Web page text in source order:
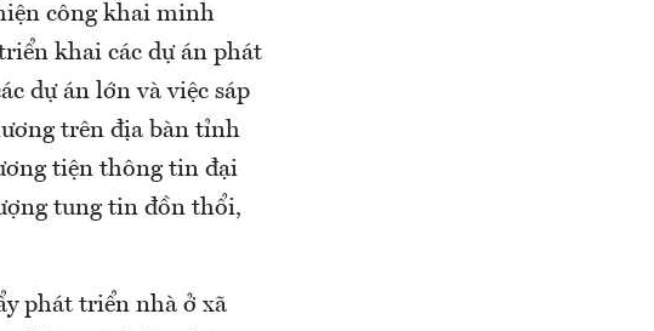
công khai minh
khai các dự án phát
dự án lớn và việc sáp
trên địa bàn tỉnh
tiện thông tin đại
tung tin đồn thổi,
phát triển nhà ở xã